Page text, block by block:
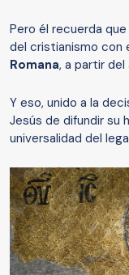
Pero él recuerda
del cristianismo con
Romana, a partir del
Y eso, unido a la
Jesús de difundir su
universalidad del